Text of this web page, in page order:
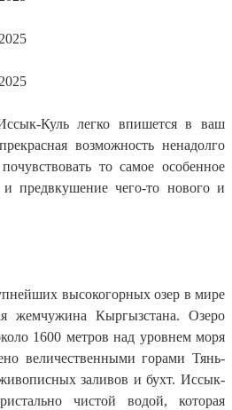
Куль легко впишется в ваш
возможность ненадолго
то самое особенное
и предвкушение чего-то нового и
высокогорных озер в мире
жемчужина Кыргызстана. Озеро
1600 метров над уровнем моря
величественными горами Тянь-
заливов и бухт. Иссык-
чистой водой, которая